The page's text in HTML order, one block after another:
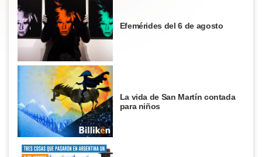
Efemérides del 6 de agosto
La vida de San Martín contada
para niños